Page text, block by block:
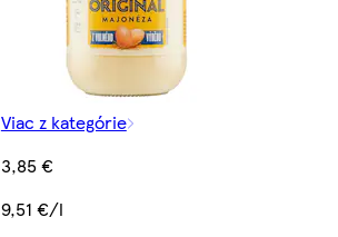
Viac z kategórie
3,85 €
9,51 €/l